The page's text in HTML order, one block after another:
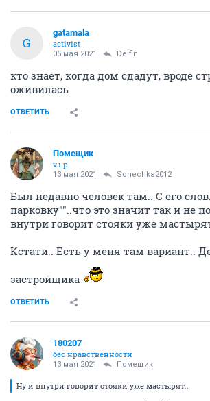
G
gatamala
activist
05 мая 2021 Delfin
кто знает, когда дом сдадут, вроде
оживилась
ОТВЕТИТЬ
Помещик
v.i.p.
13 мая 2021 Sonechka2012
Был недавно человек там.. С его
парковку""..что это значит так и не
внутри говорит стояки уже
Кстати.. Есть у меня там вариант..
застройщика
ОТВЕТИТЬ
180207
бес нравственности
13 мая 2021 Помещик
Ну и внутри говорит стояки уже мастырят..